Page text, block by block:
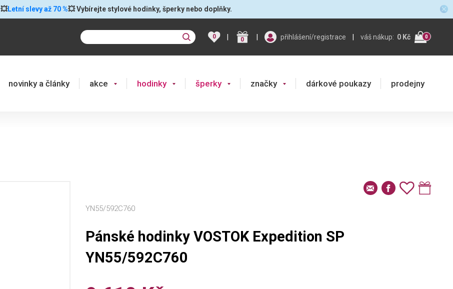
💥Letní slevy až 70 %💥 Vybírejte stylové hodinky, šperky nebo doplňky.
0 | 0 | přihlášení/registrace | váš nákup: 0 Kč 0
novinky a články akce hodinky šperky značky dárkové poukazy prodejny
YN55/592C760
Pánské hodinky VOSTOK Expedition SP
YN55/592C760